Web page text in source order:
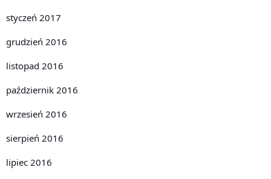
styczeń 2017
grudzień 2016
listopad 2016
październik 2016
wrzesień 2016
sierpień 2016
lipiec 2016